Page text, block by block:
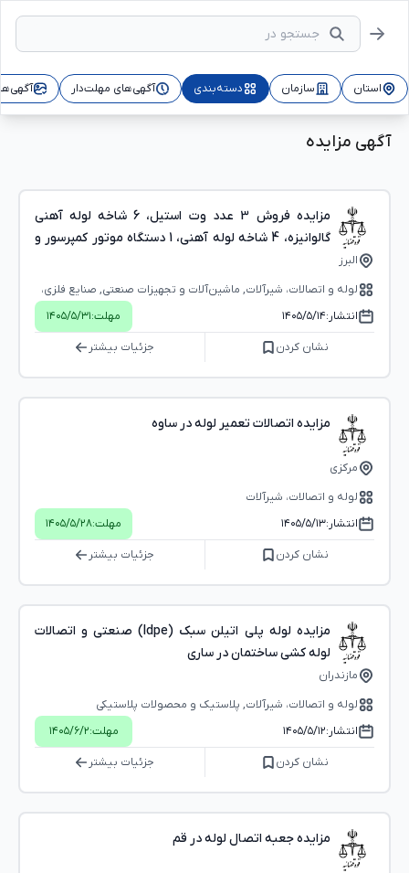
استان سازمان دسته‌بندی آگهی‌های مهلت‌دار
آگهی مزایده
مزایده فروش 3 عدد وت استیل، 6 شاخه لوله آهنی
گالوانیزه، 4 شاخه لوله آهنی، 1 دستگاه موتور کمپرسور و
البرز
لوله و اتصالات، شیرآلات, ماشین‌آلات و تجهیزات صنعتی, صنایع فلزی،
آهن‌آلات و تجهیزات
انتشار:۱۴۰۵/۵/۱۴ مهلت:۱۴۰۵/۵/۳۱
نشان کردن جزئیات بیشتر
مزایده اتصالات تعمیر لوله در ساوه
مرکزی
لوله و اتصالات، شیرآلات
انتشار:۱۴۰۵/۵/۱۳ مهلت:۱۴۰۵/۵/۲۸
نشان کردن جزئیات بیشتر
مزایده لوله پلی اتیلن سبک (ldpe) صنعتی و اتصالات
لوله کشی ساختمان در ساری
مازندران
لوله و اتصالات، شیرآلات, پلاستیک و محصولات پلاستیکی
انتشار:۱۴۰۵/۵/۱۲ مهلت:۱۴۰۵/۶/۲
نشان کردن جزئیات بیشتر
مزایده جعبه اتصال لوله در قم